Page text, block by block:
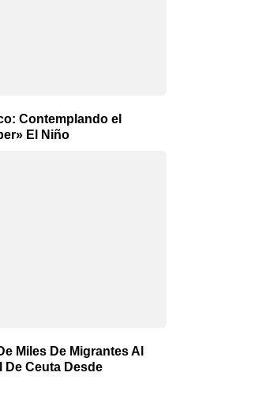
Contemplando el
El Niño
Miles De Migrantes Al
De Ceuta Desde